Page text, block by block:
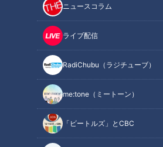
ニュースコラム
ライブ配信
RadiChubu（ラジチューブ）
me:tone（ミートーン）
「ビートルズ」とCBC
誰もが起こり得る！？温度差で
引き起こる「ヒートショック」
とは？専門家が入浴時の4つの
対策を紹介！